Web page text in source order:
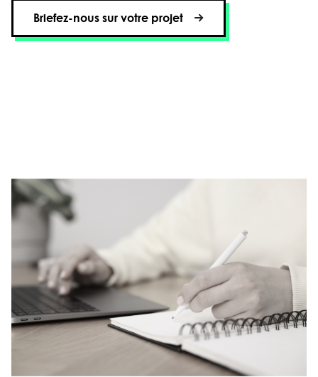
Briefez-nous sur votre projet